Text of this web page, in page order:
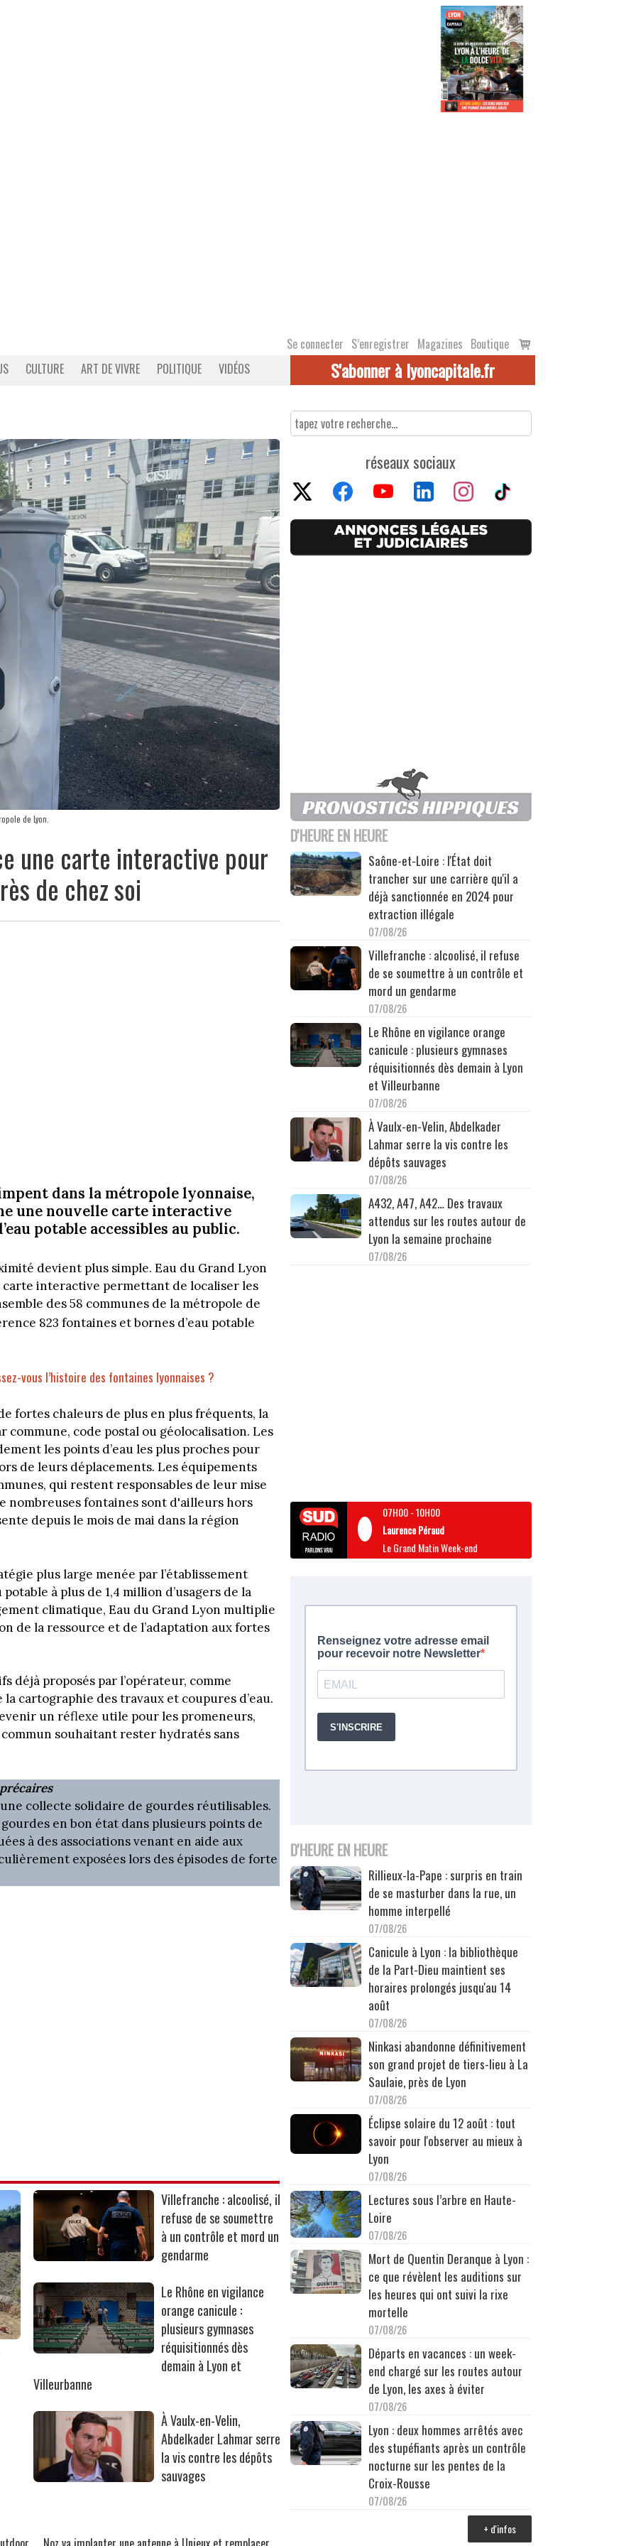
Se connecter S’enregistrer Magazines Boutique
Voir
le
CULTURE ART DE VIVRE POLITIQUE VIDÉOS S'abonner à lyoncapitale.fr
de Lyon.
une carte interactive pour
de chez soi
dans la métropole lyonnaise,
une nouvelle carte interactive
potable accessibles au public.
devient plus simple. Eau du Grand Lyon
interactive permettant de localiser les
des 58 communes de la métropole de
823 fontaines et bornes d’eau potable
vous l’histoire des fontaines lyonnaises ?
fortes chaleurs de plus en plus fréquents, la
code postal ou géolocalisation. Les
les points d’eau les plus proches pour
de leurs déplacements. Les équipements
qui restent responsables de leur mise
nombreuses fontaines sont d'ailleurs hors
depuis le mois de mai dans la région
plus large menée par l’établissement
à plus de 1,4 million d’usagers de la
climatique, Eau du Grand Lyon multiplie
de la ressource et de l’adaptation aux fortes
déjà proposés par l’opérateur, comme
cartographie des travaux et coupures d’eau.
un réflexe utile pour les promeneurs,
souhaitant rester hydratés sans
collecte solidaire de gourdes réutilisables.
en bon état dans plusieurs points de
à des associations venant en aide aux
exposées lors des épisodes de forte
Villefranche : alcoolisé, il
refuse de se soumettre
à un contrôle et mord un
gendarme
Le Rhône en vigilance
orange canicule :
plusieurs gymnases
réquisitionnés dès
demain à Lyon et
Villeurbanne
À Vaulx-en-Velin,
Abdelkader Lahmar serre
la vis contre les dépôts
sauvages
réseaux sociaux
D'HEURE EN HEURE
Saône-et-Loire : l'État doit
trancher sur une carrière qu'il a
déjà sanctionnée en 2024 pour
extraction illégale
07/08/26
Villefranche : alcoolisé, il refuse
de se soumettre à un contrôle et
mord un gendarme
07/08/26
Le Rhône en vigilance orange
canicule : plusieurs gymnases
réquisitionnés dès demain à Lyon
et Villeurbanne
07/08/26
À Vaulx-en-Velin, Abdelkader
Lahmar serre la vis contre les
dépôts sauvages
07/08/26
A432, A47, A42… Des travaux
attendus sur les routes autour de
Lyon la semaine prochaine
07/08/26
07H00-10H00
Laurence Péraud
Le Grand Matin Week-end
D'HEURE EN HEURE
Rillieux-la-Pape : surpris en train
de se masturber dans la rue, un
homme interpellé
07/08/26
Canicule à Lyon : la bibliothèque
de la Part-Dieu maintient ses
horaires prolongés jusqu'au 14
août
07/08/26
Ninkasi abandonne définitivement
son grand projet de tiers-lieu à La
Saulaie, près de Lyon
07/08/26
Éclipse solaire du 12 août : tout
savoir pour l'observer au mieux à
Lyon
07/08/26
Lectures sous l’arbre en Haute-
Loire
07/08/26
Mort de Quentin Deranque à Lyon :
ce que révèlent les auditions sur
les heures qui ont suivi la rixe
mortelle
07/08/26
Départs en vacances : un week-
end chargé sur les routes autour
de Lyon, les axes à éviter
07/08/26
Lyon : deux hommes arrêtés avec
des stupéfiants après un contrôle
nocturne sur les pentes de la
Croix-Rousse
07/08/26
+ d'infos